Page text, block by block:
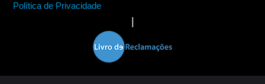
Política de Privacidade